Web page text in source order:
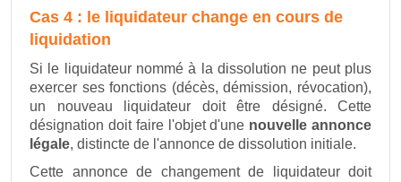
Cas 4 : le liquidateur change en cours de
liquidation
Si le liquidateur nommé à la dissolution ne peut plus
exercer ses fonctions (décès, démission, révocation),
un nouveau liquidateur doit être désigné. Cette
désignation doit faire l'objet d'une nouvelle annonce
légale, distincte de l'annonce de dissolution initiale.
Cette annonce de changement de liquidateur doit